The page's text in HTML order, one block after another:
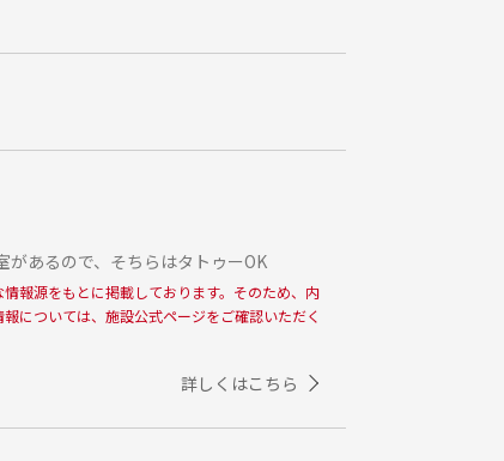
あるので、そちらはタトゥーOK
報源をもとに掲載しております。そのため、内
については、施設公式ページをご確認いただく
詳しくはこちら